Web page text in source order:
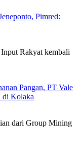
Pimred:
Rakyat kembali
Pangan, PT Vale
di Kolaka
dari Group Mining